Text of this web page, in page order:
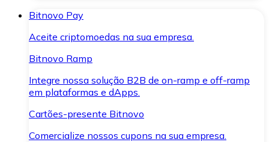
Bitnovo Pay
Aceite criptomoedas na sua empresa.
Bitnovo Ramp
Integre nossa solução B2B de on-ramp e off-ramp
em plataformas e dApps.
Cartões-presente Bitnovo
Comercialize nossos cupons na sua empresa.